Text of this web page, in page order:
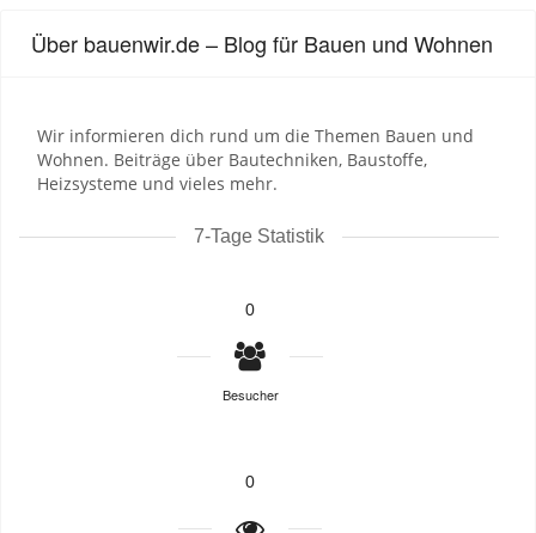
Über bauenwir.de – Blog für Bauen und Wohnen
Wir informieren dich rund um die Themen Bauen und
Wohnen. Beiträge über Bautechniken, Baustoffe,
Heizsysteme und vieles mehr.
7-Tage Statistik
0
Besucher
0